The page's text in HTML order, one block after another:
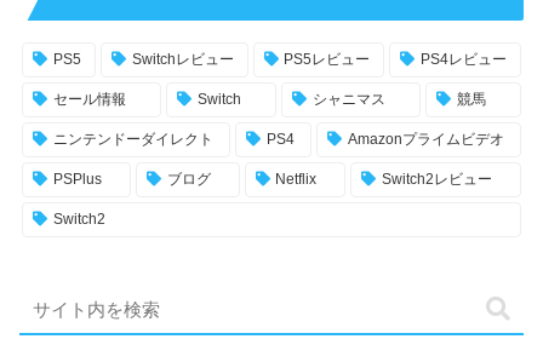
PS5 Switchレビュー PS5レビュー PS4レビュー
セール情報 Switch シャニマス 競馬
ニンテンドーダイレクト PS4 Amazonプライムビデオ
PSPlus ブログ Netflix Switch2レビュー
Switch2